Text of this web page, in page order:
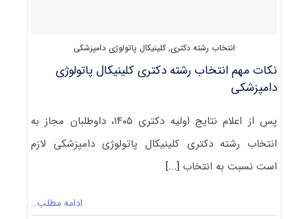
انتخاب رشته دکتری,کلینیکال پاتولوژی دامپزشکی
نکات مهم انتخاب رشته دکتری کلینیکال پاتولوژی
دامپزشکی
پس از اعلام نتایج اولیه دکتری ۱۴۰۵، داوطلبان مجاز به
انتخاب رشته دکتری کلینیکال پاتولوژی دامپزشکی لازم
است نسبت به انتخاب[...]
ادامه مطلب…